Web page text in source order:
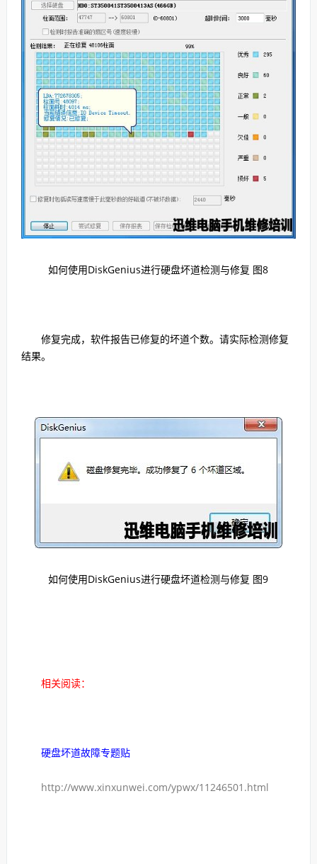
如何使用DiskGenius进行硬盘坏道检测与修复 图8
修复完成，软件报告已修复的坏道个数。请实际检测修复
结果。
如何使用DiskGenius进行硬盘坏道检测与修复 图9
相关阅读：
硬盘坏道故障专题贴
http://www.xinxunwei.com/ypwx/11246501.html